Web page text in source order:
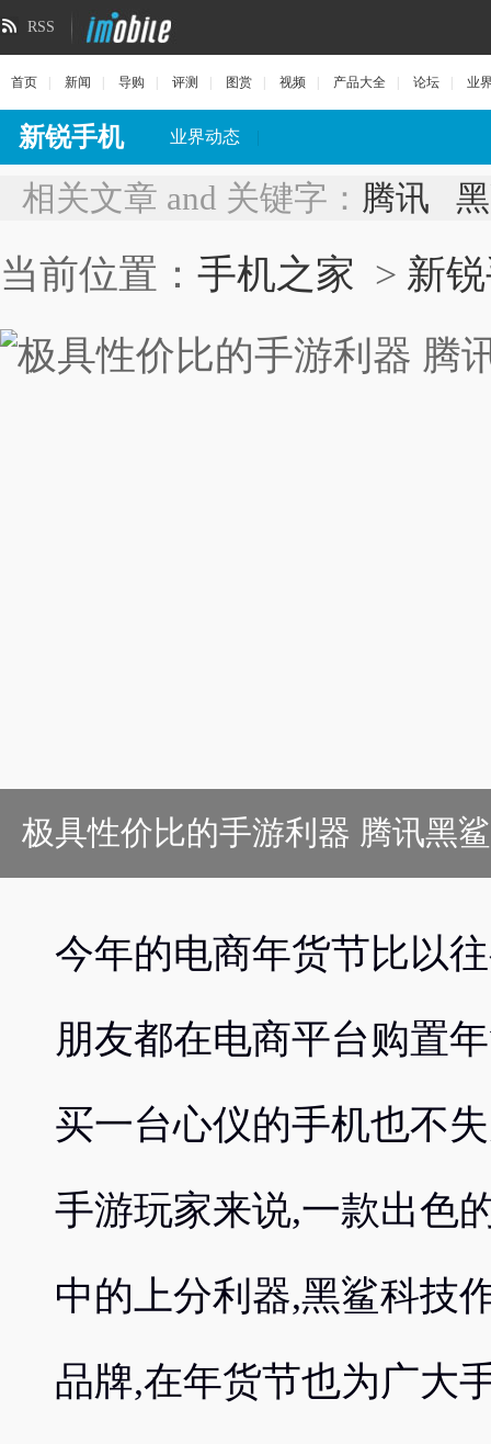
RSS
首页 新闻 导购 评测 图赏 视频 产品大全 论坛 业
新锐手机 业界动态
相关文章 and 关键字： 腾讯
当前位置： 手机之家 > 新
极具性价比的手游利器 腾讯黑
今年的电商年货节比以
朋友都在电商平台购置
买一台心仪的手机也不
手游玩家来说,一款出色
中的上分利器,黑鲨科技
品牌,在年货节也为广大